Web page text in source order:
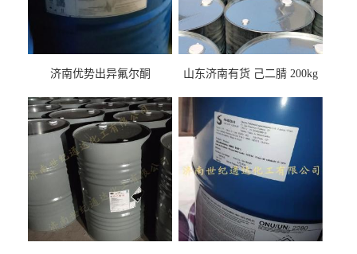
济南优势出异氟尔酮
山东济南有货 己二腈 200kg